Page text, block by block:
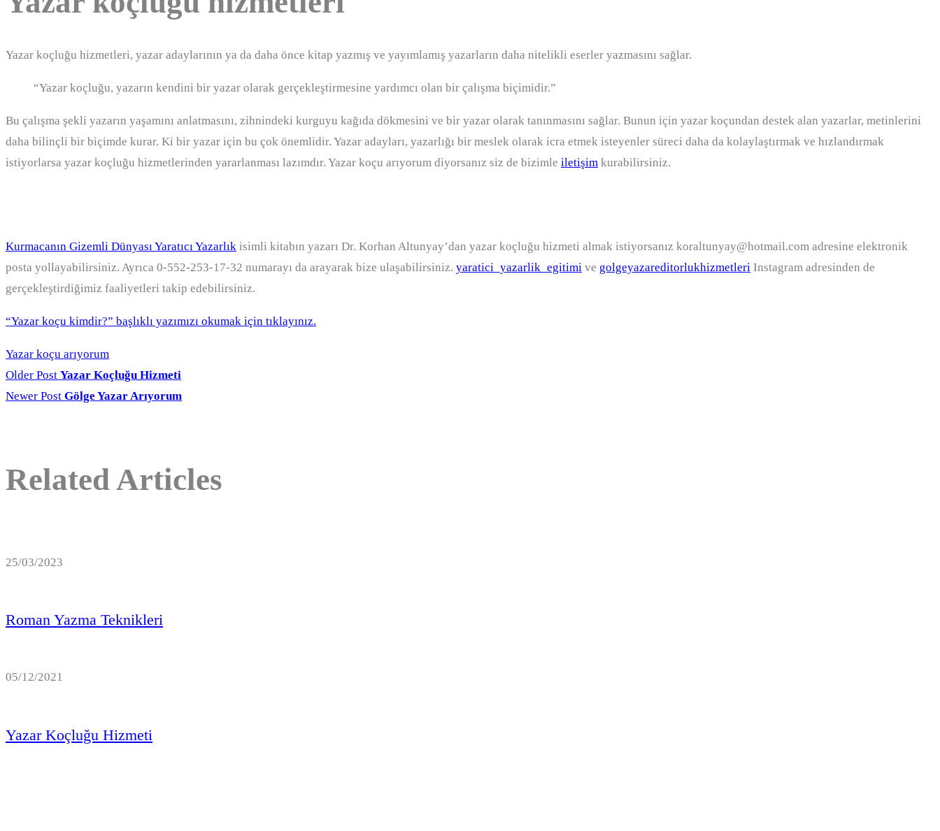
Yazar koçluğu hizmetleri, yazar adaylarının ya da daha önce kitap yazmış ve yayımlamış yazarların daha nitelikli eserler yazmasını sağlar.
“Yazar koçluğu, yazarın kendini bir yazar olarak gerçekleştirmesine yardımcı olan bir çalışma biçimidir.”
Bu çalışma şekli yazarın yaşamını anlatmasını, zihnindeki kurguyu kağıda dökmesini ve bir yazar olarak tanınmasını sağlar. Bunun için yazar koçundan destek alan yazarlar, metinlerini
daha bilinçli bir biçimde kurar. Ki bir yazar için bu çok önemlidir. Yazar adayları, yazarlığı bir meslek olarak icra etmek isteyenler süreci daha da kolaylaştırmak ve hızlandırmak
istiyorlarsa yazar koçluğu hizmetlerinden yararlanması lazımdır. Yazar koçu arıyorum diyorsanız siz de bizimle iletişim kurabilirsiniz.
Kurmacanın Gizemli Dünyası Yaratıcı Yazarlık isimli kitabın yazarı Dr. Korhan Altunyay’dan yazar koçluğu hizmeti almak istiyorsanız koraltunyay@hotmail.com adresine elektronik
posta yollayabilirsiniz. Ayrıca 0-552-253-17-32 numarayı da arayarak bize ulaşabilirsiniz. yaratici_yazarlik_egitimi ve golgeyazareditorlukhizmetleri Instagram adresinden de
gerçekleştirdiğimiz faaliyetleri takip edebilirsiniz.
“Yazar koçu kimdir?” başlıklı yazımızı okumak için tıklayınız.
Yazar koçu arıyorum
Older Post Yazar Koçluğu Hizmeti
Newer Post Gölge Yazar Arıyorum
Related Articles
25/03/2023
Roman Yazma Teknikleri
05/12/2021
Yazar Koçluğu Hizmeti